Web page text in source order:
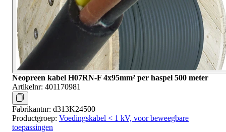
Neopreen kabel H07RN-F 4x95mm² per haspel 500 meter
Artikelnr: 401170981
Fabrikantnr: d313K24500
Productgroep: Voedingskabel < 1 kV, voor beweegbare
toepassingen